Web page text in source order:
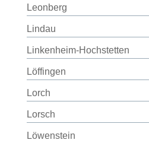
Leonberg
Lindau
Linkenheim-Hochstetten
Löffingen
Lorch
Lorsch
Löwenstein